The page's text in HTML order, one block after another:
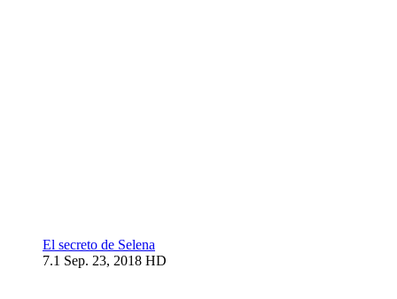
El secreto de Selena
7.1 Sep. 23, 2018 HD